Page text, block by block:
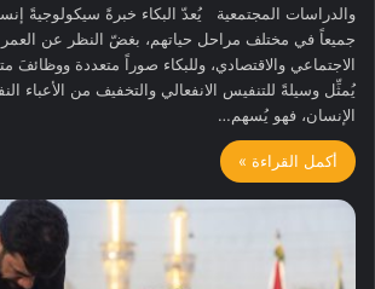
والدراسات المجتمعية يُعدّ البكاء خبرةً سيكولوجيةً
جميعاً في مختلف مراحل حياتهم، بغضّ النظر عن
الاجتماعي والاقتصادي، وللبكاء صوراً متعددة ووظائفَ
يُمثِّل وسيلةً للتنفيس الانفعالي والتخفيف من الأعباء
الإنسان، فهو يُسهم…
أكمل القراءة »